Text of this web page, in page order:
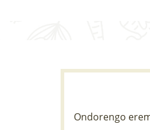
Ondorengo